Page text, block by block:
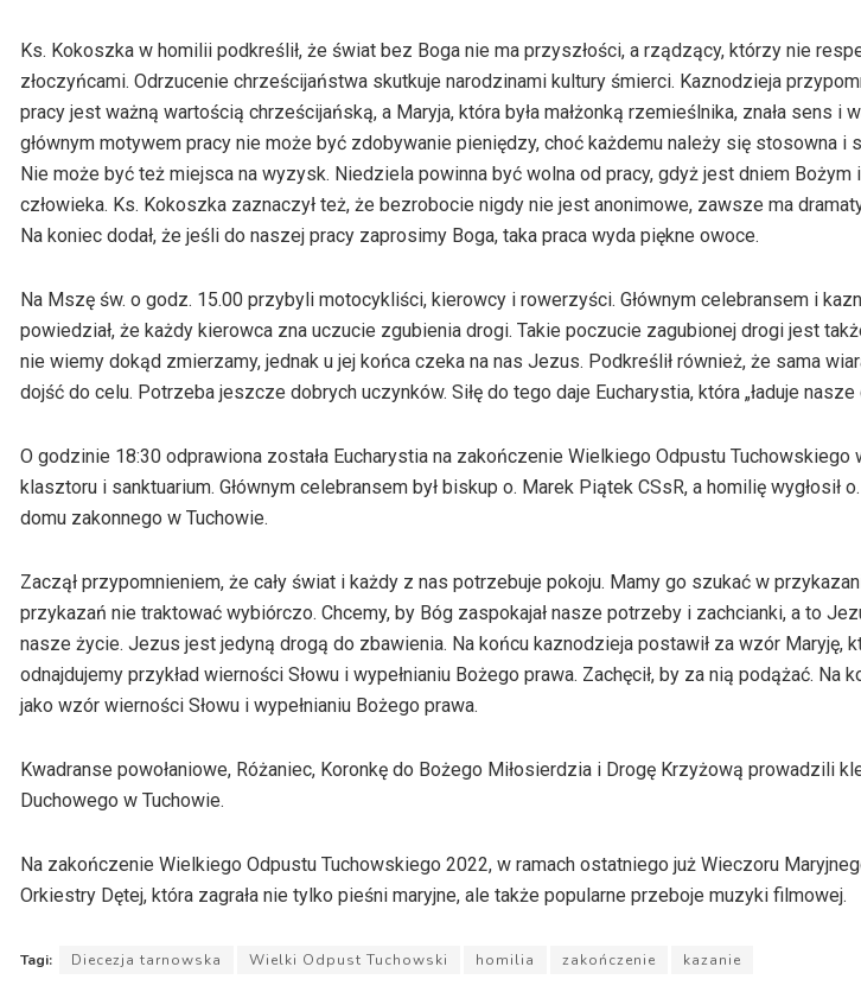
Ks. Kokoszka w homilii podkreślił, że świat bez Boga nie ma przyszłości, a rządzący, którzy nie
złoczyńcami. Odrzucenie chrześcijaństwa skutkuje narodzinami kultury śmierci. Kaznodzieja
pracy jest ważną wartością chrześcijańską, a Maryja, która była małżonką rzemieślnika, znała sens i
głównym motywem pracy nie może być zdobywanie pieniędzy, choć każdemu należy się stosowna i
Nie może być też miejsca na wyzysk. Niedziela powinna być wolna od pracy, gdyż jest dniem Bożym
człowieka. Ks. Kokoszka zaznaczył też, że bezrobocie nigdy nie jest anonimowe, zawsze ma
Na koniec dodał, że jeśli do naszej pracy zaprosimy Boga, taka praca wyda piękne owoce.
Na Mszę św. o godz. 15.00 przybyli motocykliści, kierowcy i rowerzyści. Głównym celebransem i
powiedział, że każdy kierowca zna uczucie zgubienia drogi. Takie poczucie zagubionej drogi jest
nie wiemy dokąd zmierzamy, jednak u jej końca czeka na nas Jezus. Podkreślił również, że sama
dojść do celu. Potrzeba jeszcze dobrych uczynków. Siłę do tego daje Eucharystia, która „ładuje nasze
O godzinie 18:30 odprawiona została Eucharystia na zakończenie Wielkiego Odpustu
klasztoru i sanktuarium. Głównym celebransem był biskup o. Marek Piątek CSsR, a homilię wygłosił
domu zakonnego w Tuchowie.
Zaczął przypomnieniem, że cały świat i każdy z nas potrzebuje pokoju. Mamy go szukać w
przykazań nie traktować wybiórczo. Chcemy, by Bóg zaspokajał nasze potrzeby i zachcianki, a to
nasze życie. Jezus jest jedyną drogą do zbawienia. Na końcu kaznodzieja postawił za wzór Maryję,
odnajdujemy przykład wierności Słowu i wypełnianiu Bożego prawa. Zachęcił, by za nią podążać. Na
jako wzór wierności Słowu i wypełnianiu Bożego prawa.
Kwadranse powołaniowe, Różaniec, Koronkę do Bożego Miłosierdzia i Drogę Krzyżową prowadzili
Duchowego w Tuchowie.
Na zakończenie Wielkiego Odpustu Tuchowskiego 2022, w ramach ostatniego już Wieczoru
Orkiestry Dętej, która zagrała nie tylko pieśni maryjne, ale także popularne przeboje muzyki filmowej.
Tagi: Diecezja tarnowska Wielki Odpust Tuchowski homilia zakończenie kazanie